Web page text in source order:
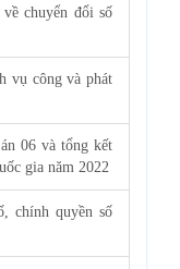
chuyển đổi số
vụ công và phát
06 và tổng kết
gia năm 2022
chính quyền số